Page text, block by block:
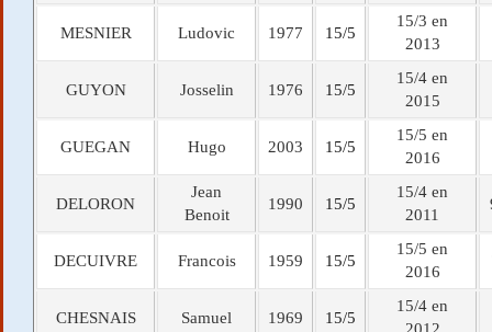
MESNIER Ludovic 1977 15/5
15/3 en
2013
GUYON Josselin 1976 15/5
15/4 en
2015
GUEGAN Hugo 2003 15/5
15/5 en
2016
DELORON
Jean
Benoit
1990 15/5
15/4 en
2011
DECUIVRE Francois 1959 15/5
15/5 en
2016
CHESNAIS Samuel 1969 15/5
15/4 en